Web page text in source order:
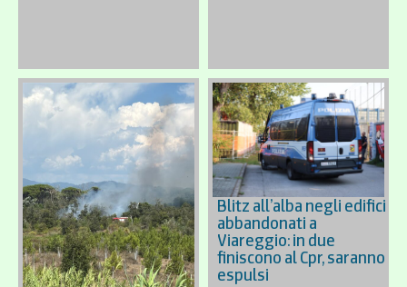
Blitz all’alba negli edifici
abbandonati a
Viareggio: in due
finiscono al Cpr, saranno
espulsi